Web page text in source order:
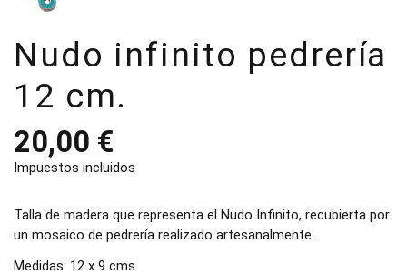
Nudo infinito pedrería
12 cm.
20,00 €
Impuestos incluidos
Talla de madera que representa el Nudo Infinito, recubierta por
un mosaico de pedrería realizado artesanalmente.
Medidas: 12 x 9 cms.